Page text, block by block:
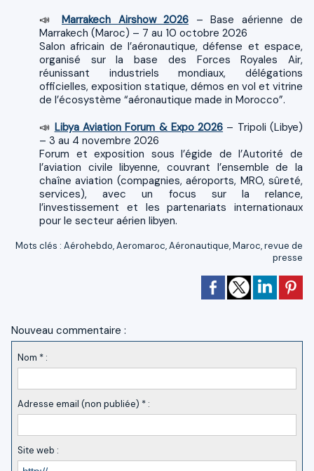
📣 Marrakech Airshow 2026 – Base aérienne de
Marrakech (Maroc) – 7 au 10 octobre 2026
Salon africain de l’aéronautique, défense et espace,
organisé sur la base des Forces Royales Air,
réunissant industriels mondiaux, délégations
officielles, exposition statique, démos en vol et vitrine
de l’écosystème “aéronautique made in Morocco”.
📣 Libya Aviation Forum & Expo 2026 – Tripoli (Libye)
– 3 au 4 novembre 2026
Forum et exposition sous l’égide de l’Autorité de
l’aviation civile libyenne, couvrant l’ensemble de la
chaîne aviation (compagnies, aéroports, MRO, sûreté,
services), avec un focus sur la relance,
l’investissement et les partenariats internationaux
pour le secteur aérien libyen.
Mots clés : Aérohebdo,Aeromaroc,Aéronautique,Maroc,revue de
presse
Nouveau commentaire :
Nom * :
Adresse email (non publiée) * :
Site web :